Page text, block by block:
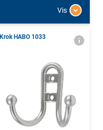
Vis
Krok HABO 1033